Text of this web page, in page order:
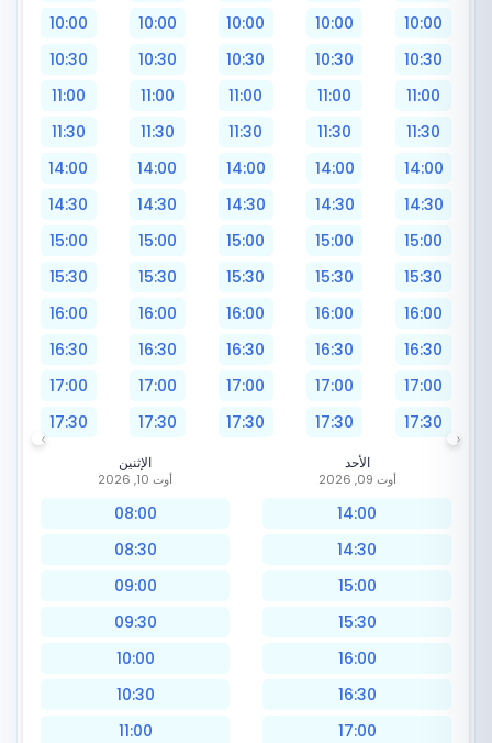
10:00
10:30
11:00
11:30
14:00
14:30
15:00
15:30
16:00
16:30
17:00
17:30
10:00
10:30
11:00
11:30
14:00
14:30
15:00
15:30
16:00
16:30
17:00
17:30
10:00
10:30
11:00
11:30
14:00
14:30
15:00
15:30
16:00
16:30
17:00
17:30
10:00
10:30
11:00
11:30
14:00
14:30
15:00
15:30
16:00
16:30
17:00
17:30
10:00
10:30
11:00
11:30
14:00
14:30
15:00
15:30
16:00
16:30
17:00
17:30
الإثنين
أوت 10, 2026
08:00
08:30
09:00
09:30
10:00
10:30
11:00
الأحد
أوت 09, 2026
14:00
14:30
15:00
15:30
16:00
16:30
17:00